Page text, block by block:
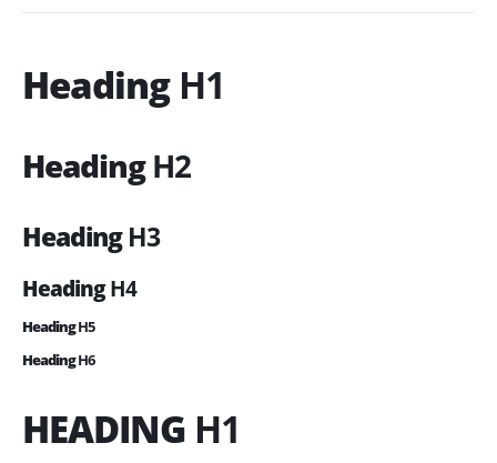
Heading H1
HeadingH2
HeadingH3
HeadingH4
HeadingH5
HeadingH6
HEADING H1